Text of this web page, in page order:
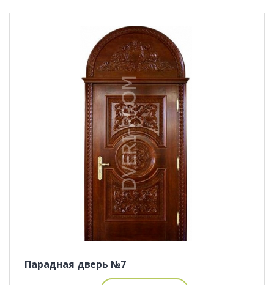
Парадная дверь №7